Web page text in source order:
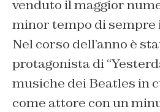
venduto il maggior
minor tempo di sempre
Nel corso dell’anno è
protagonista di
musiche dei Beatles in
come attore con un